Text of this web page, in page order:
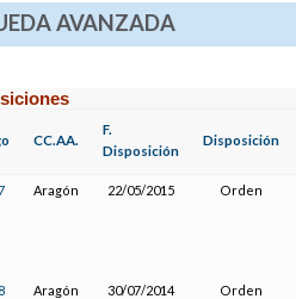
AVANZADA
CC.AA.
F.
Disposición
Disposición
Aragón 22/05/2015 Orden
Aragón 30/07/2014 Orden